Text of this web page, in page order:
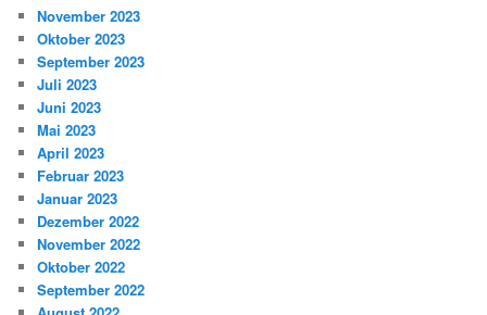
November 2023
Oktober 2023
September 2023
Juli 2023
Juni 2023
Mai 2023
April 2023
Februar 2023
Januar 2023
Dezember 2022
November 2022
Oktober 2022
September 2022